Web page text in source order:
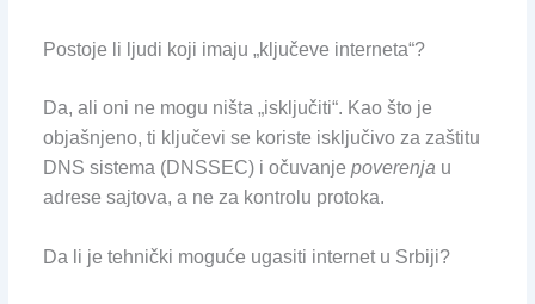
Postoje li ljudi koji imaju „ključeve interneta“?
Da, ali oni ne mogu ništa „isključiti“. Kao što je
objašnjeno, ti ključevi se koriste isključivo za zaštitu
DNS sistema (DNSSEC) i očuvanje poverenja u
adrese sajtova, a ne za kontrolu protoka.
Da li je tehnički moguće ugasiti internet u Srbiji?